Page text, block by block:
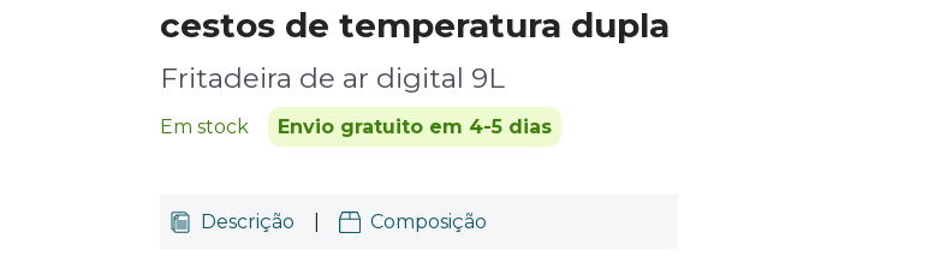
cestos de temperatura dupla
Fritadeira de ar digital 9L
Em stock Envio gratuito em 4-5 dias
Descrição Composição